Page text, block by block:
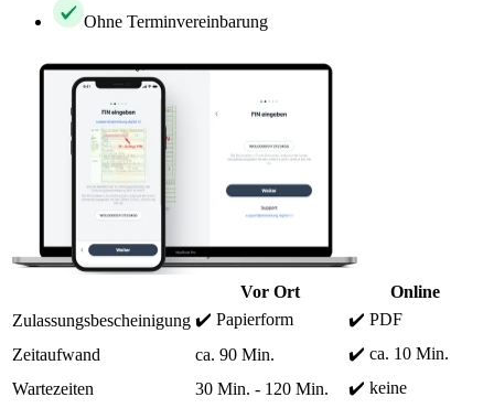
Ohne Terminvereinbarung
Vor Ort
Online
Zulassungsbescheinigung ✔️ Papierform
✔️ PDF
Zeitaufwand
ca. 90 Min.
✔️ ca. 10 Min.
Wartezeiten
30 Min. - 120 Min. ✔️ keine